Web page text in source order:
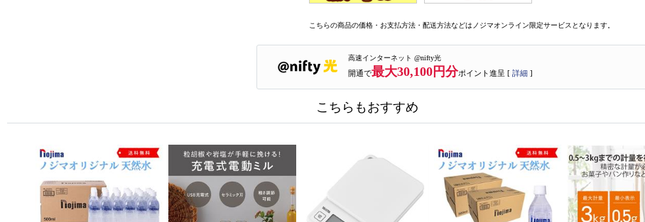
こちらの商品の価格・お支払方法・配送方法などはノジマオンライン限定サービスとなります。
高速インターネット @nifty光
開通で最大30,100円分ポイント進呈 [ 詳細 ]
こちらもおすすめ